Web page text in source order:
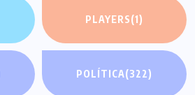
PLAYERS(1)
POLÍTICA(322)